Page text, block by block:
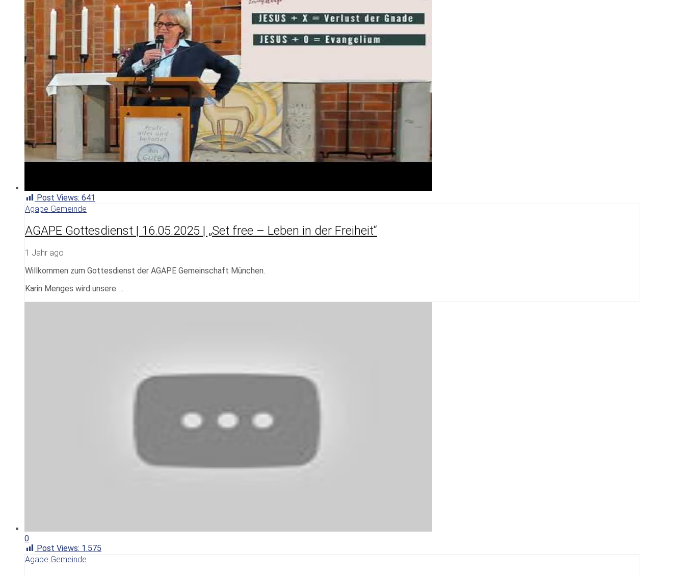
Post Views: 641
Agape Gemeinde
AGAPE Gottesdienst | 16.05.2025 | „Set free – Leben in der Freiheit“
1 Jahr ago
Willkommen zum Gottesdienst der AGAPE Gemeinschaft München.
Karin Menges wird unsere …
0
Post Views: 1.575
Agape Gemeinde